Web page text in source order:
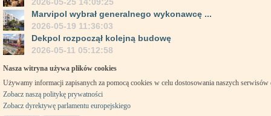
2026-05-25 14:09:25
Marvipol wybrał generalnego wykonawcę ...
2026-05-19 11:36:03
Dekpol rozpoczął kolejną budowę
2026-05-11 05:12:58
Nasza witryna używa plików cookies
Używamy informacji zapisanych za pomocą cookies w celu dostosowania naszych
Zobacz naszą politykę prywatności
Zobacz dyrektywę parlamentu europejskiego